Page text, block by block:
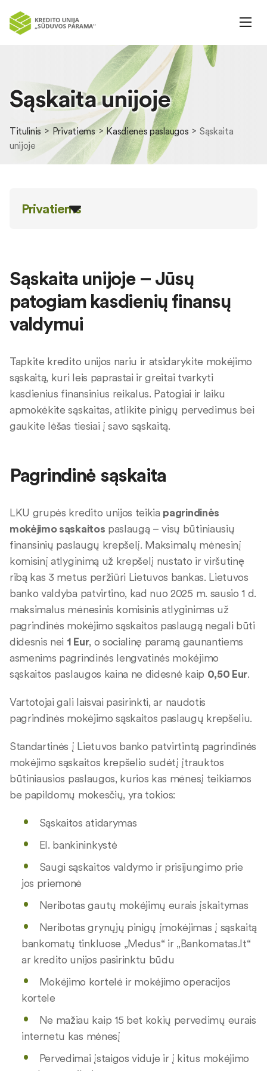
Sąskaita unijoje
Titulinis Privatiems Kasdienės paslaugos
Sąskaita
unijoje
Privatiems
Sąskaita unijoje – Jūsų
patogiam kasdienių finansų
valdymui
Tapkite kredito unijos nariu ir atsidarykite mokėjimo
sąskaitą, kuri leis paprastai ir greitai tvarkyti
kasdienius finansinius reikalus. Patogiai ir laiku
apmokėkite sąskaitas, atlikite pinigų pervedimus bei
gaukite lėšas tiesiai į savo sąskaitą.
Pagrindinė sąskaita
LKU grupės kredito unijos teikia pagrindinės
mokėjimo sąskaitos paslaugą – visų būtiniausių
finansinių paslaugų krepšelį. Maksimalų mėnesinį
komisinį atlyginimą už krepšelį nustato ir viršutinę
ribą kas 3 metus peržiūri Lietuvos bankas. Lietuvos
banko valdyba patvirtino, kad nuo 2025 m. sausio 1 d.
maksimalus mėnesinis komisinis atlyginimas už
pagrindinės mokėjimo sąskaitos paslaugą negali būti
didesnis nei 1 Eur, o socialinę paramą gaunantiems
asmenims pagrindinės lengvatinės mokėjimo
sąskaitos paslaugos kaina ne didesnė kaip 0,50 Eur.
Vartotojai gali laisvai pasirinkti, ar naudotis
pagrindinės mokėjimo sąskaitos paslaugų krepšeliu.
Standartinės į Lietuvos banko patvirtintą pagrindinės
mokėjimo sąskaitos krepšelio sudėtį įtrauktos
būtiniausios paslaugos, kurios kas mėnesį teikiamos
be papildomų mokesčių, yra tokios:
Sąskaitos atidarymas
El. bankininkystė
Saugi sąskaitos valdymo ir prisijungimo prie
jos priemonė
Neribotas gautų mokėjimų eurais įskaitymas
Neribotas grynųjų pinigų įmokėjimas į sąskaitą
bankomatų tinkluose „Medus“ ir „Bankomatas.lt“
ar kredito unijos pasirinktu būdu
Mokėjimo kortelė ir mokėjimo operacijos
kortele
Ne mažiau kaip 15 bet kokių pervedimų eurais
internetu kas mėnesį
Pervedimai įstaigos viduje ir į kitus mokėjimo